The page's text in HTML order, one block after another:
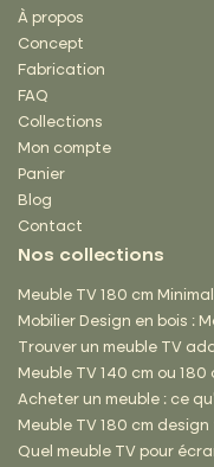
À propos
Concept
Fabrication
FAQ
Collections
Mon compte
Panier
Blog
Contact
Nos collections
Meuble TV 180 cm
Mobilier Design en bois :
Trouver un meuble TV
Meuble TV 140 cm ou
Acheter un meuble : ce
Meuble TV 180 cm
Quel meuble TV pour